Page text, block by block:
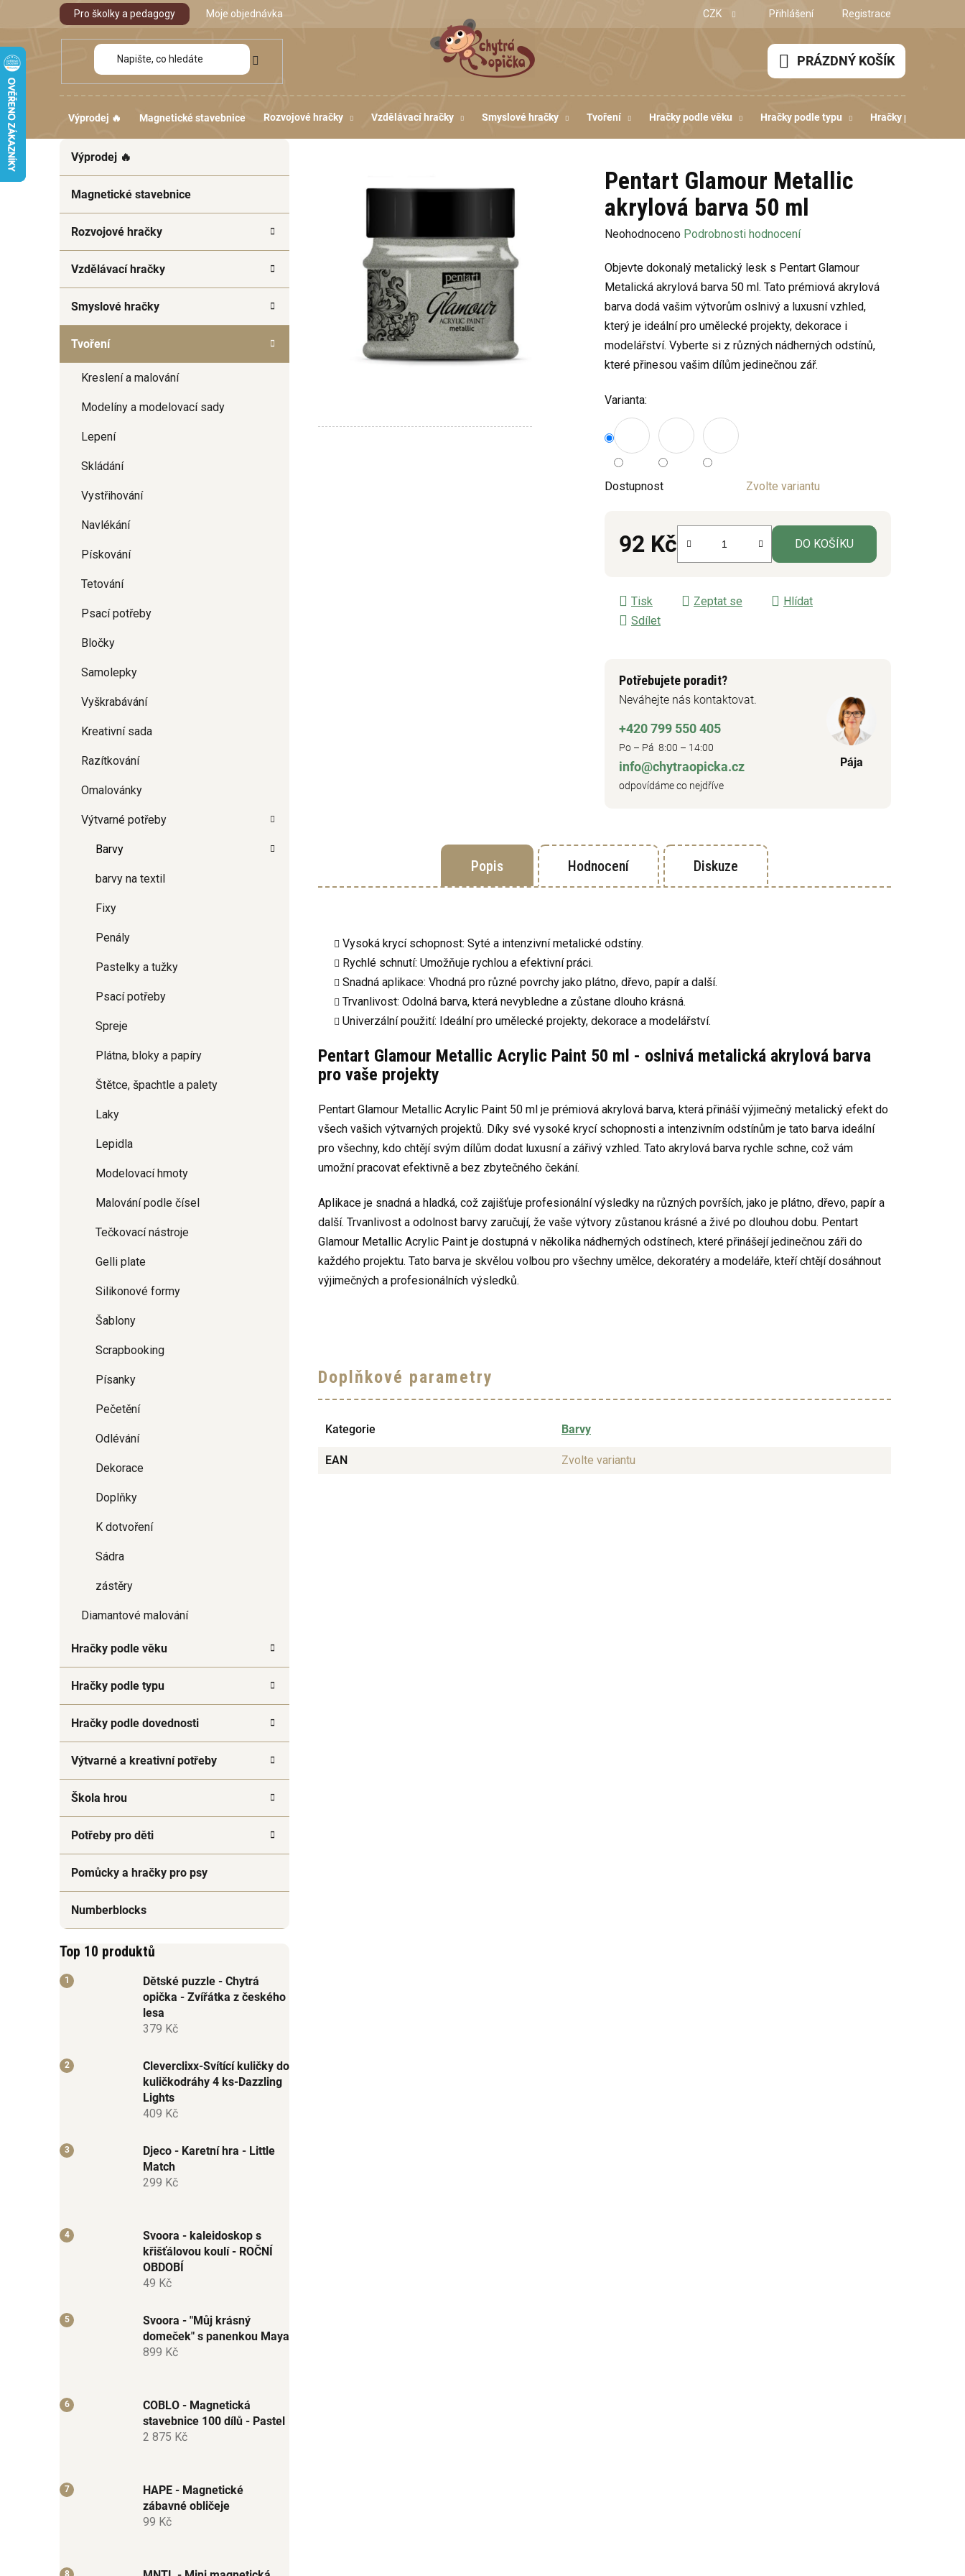
Pro školky a pedagogy Moje objednávka CZK Přihlášení Registrace
NÁKUPNÍ
KOŠÍK
PRÁZDNÝ KOŠÍK
Výprodej 🔥 Magnetické stavebnice Rozvojové hračky Vzdělávací hračky Smyslové hračky Tvoření Hračky podle věku Hračky podle typu Hračky podle
kategorie
t
g
i
Výprodej 🔥
Magnetické stavebnice
Rozvojové hračky
Vzdělávací hračky
Smyslové hračky
Tvoření
Kreslení a malování
Modelíny a modelovací sady
Lepení
Skládání
Vystřihování
Navlékání
Pískování
Tetování
Psací potřeby
Bločky
Samolepky
Vyškrabávání
Kreativní sada
Razítkování
Omalovánky
Výtvarné potřeby
Barvy
barvy na textil
Fixy
Penály
Pastelky a tužky
Psací potřeby
Spreje
Plátna, bloky a papíry
Štětce, špachtle a palety
Laky
Lepidla
Modelovací hmoty
Malování podle čísel
Tečkovací nástroje
Gelli plate
Silikonové formy
Šablony
Scrapbooking
Písanky
Pečetění
Odlévání
Dekorace
Doplňky
K dotvoření
Sádra
zástěry
Diamantové malování
Hračky podle věku
Hračky podle typu
Hračky podle dovednosti
Výtvarné a kreativní potřeby
Škola hrou
Potřeby pro děti
Pomůcky a hračky pro psy
Numberblocks
Top 10 produktů
Dětské puzzle - Chytrá
opička - Zvířátka z českého
lesa
379 Kč
Cleverclixx-Svítící kuličky do
kuličkodráhy 4 ks-Dazzling
Lights
409 Kč
Djeco - Karetní hra - Little
Match
299 Kč
Svoora - kaleidoskop s
křišťálovou koulí - ROČNÍ
OBDOBÍ
49 Kč
Svoora - "Můj krásný
domeček" s panenkou Maya
899 Kč
COBLO - Magnetická
stavebnice 100 dílů - Pastel
2 875 Kč
HAPE - Magnetické
zábavné obličeje
99 Kč
Pentart Glamour Metallic
akrylová barva 50 ml
Průměrné
produktu
je
0,0
z
5
hvězdiček.
Neohodnoceno Podrobnosti hodnocení
Objevte dokonalý metalický lesk s Pentart Glamour
Metalická akrylová barva 50 ml. Tato prémiová akrylová
barva dodá vašim výtvorům oslnivý a luxusní vzhled,
který je ideální pro umělecké projekty, dekorace i
modelářství. Vyberte si z různých nádherných odstínů,
které přinesou vašim dílům jedinečnou zář.
Varianta:
Dostupnost Zvolte variantu
92 Kč
Měrná cena:
DO KOŠÍKU
Tisk Zeptat se
Hlídat
Sdílet
Potřebujete poradit?
Neváhejte nás kontaktovat.
+420 799 550 405
Po – Pá 8:00 – 14:00
info@chytraopicka.cz
odpovídáme co nejdříve
Pája
Popis Hodnocení Diskuze
Vysoká krycí schopnost: Syté a intenzivní metalické odstíny.
Rychlé schnutí: Umožňuje rychlou a efektivní práci.
Snadná aplikace: Vhodná pro různé povrchy jako plátno, dřevo, papír a další.
Trvanlivost: Odolná barva, která nevybledne a zůstane dlouho krásná.
Univerzální použití: Ideální pro umělecké projekty, dekorace a modelářství.
Pentart Glamour Metallic Acrylic Paint 50 ml - oslnivá metalická akrylová barva
pro vaše projekty
Pentart Glamour Metallic Acrylic Paint 50 ml je prémiová akrylová barva, která přináší výjimečný metalický efekt do
všech vašich výtvarných projektů. Díky své vysoké krycí schopnosti a intenzivním odstínům je tato barva ideální
pro všechny, kdo chtějí svým dílům dodat luxusní a zářivý vzhled. Tato akrylová barva rychle schne, což vám
umožní pracovat efektivně a bez zbytečného čekání.
Aplikace je snadná a hladká, což zajišťuje profesionální výsledky na různých površích, jako je plátno, dřevo, papír a
další. Trvanlivost a odolnost barvy zaručují, že vaše výtvory zůstanou krásné a živé po dlouhou dobu. Pentart
Glamour Metallic Acrylic Paint je dostupná v několika nádherných odstínech, které přinášejí jedinečnou záři do
každého projektu. Tato barva je skvělou volbou pro všechny umělce, dekoratéry a modeláře, kteří chtějí dosáhnout
výjimečných a profesionálních výsledků.
Doplňkové parametry
Kategorie Barvy
EAN Zvolte variantu